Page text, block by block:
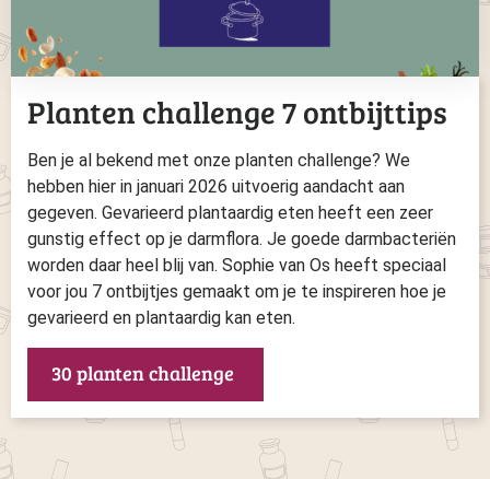
Planten challenge 7 ontbijttips
Ben je al bekend met onze planten challenge? We
hebben hier in januari 2026 uitvoerig aandacht aan
gegeven. Gevarieerd plantaardig eten heeft een zeer
gunstig effect op je darmflora. Je goede darmbacteriën
worden daar heel blij van. Sophie van Os heeft speciaal
voor jou 7 ontbijtjes gemaakt om je te inspireren hoe je
gevarieerd en plantaardig kan eten.
30 planten challenge